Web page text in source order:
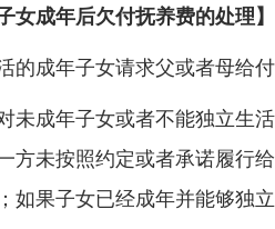
成年后欠付抚养费的处理】
成年子女请求父或者母给付
成年子女或者不能独立生活
方未按照约定或者承诺履行
如果子女已经成年并能够独